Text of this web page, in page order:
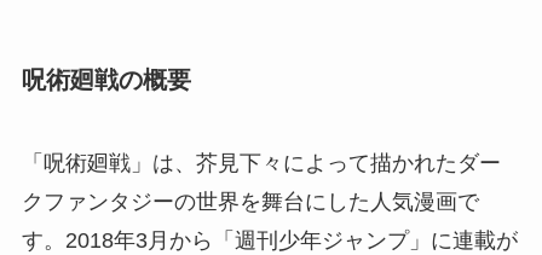
呪術廻戦の概要
「呪術廻戦」は、芥見下々によって描かれたダー
クファンタジーの世界を舞台にした人気漫画で
す。2018年3月から「週刊少年ジャンプ」に連載が